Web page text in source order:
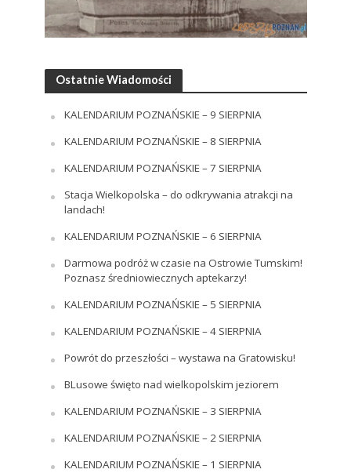
Ostatnie Wiadomości
KALENDARIUM POZNAŃSKIE – 9 SIERPNIA
KALENDARIUM POZNAŃSKIE – 8 SIERPNIA
KALENDARIUM POZNAŃSKIE – 7 SIERPNIA
Stacja Wielkopolska – do odkrywania atrakcji na
landach!
KALENDARIUM POZNAŃSKIE – 6 SIERPNIA
Darmowa podróż w czasie na Ostrowie Tumskim!
Poznasz średniowiecznych aptekarzy!
KALENDARIUM POZNAŃSKIE – 5 SIERPNIA
KALENDARIUM POZNAŃSKIE – 4 SIERPNIA
Powrót do przeszłości – wystawa na Gratowisku!
BLusowe święto nad wielkopolskim jeziorem
KALENDARIUM POZNAŃSKIE – 3 SIERPNIA
KALENDARIUM POZNAŃSKIE – 2 SIERPNIA
KALENDARIUM POZNAŃSKIE – 1 SIERPNIA